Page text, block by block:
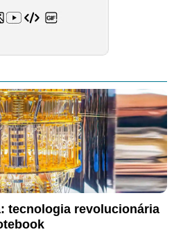
tecnologia revolucionária